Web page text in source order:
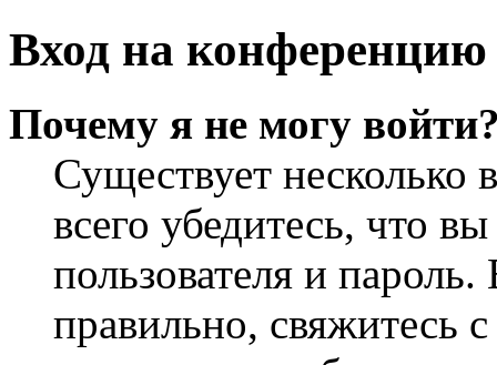
Вход на конференцию
Почему я не могу
Существует
всего убедитесь, что
пользователя и
правильно, свяжитесь